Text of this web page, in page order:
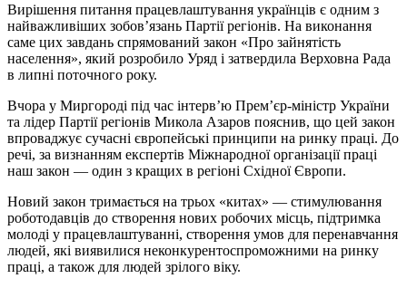
Вирішення питання працевлаштування українців є одним з
найважливіших зобов’язань Партії регіонів. На виконання
саме цих завдань спрямований закон «Про зайнятість
населення», який розробило Уряд і затвердила Верховна Рада
в липні поточного року.
Вчора у Миргороді під час інтерв’ю Прем’єр-міністр України
та лідер Партії регіонів Микола Азаров пояснив, що цей закон
впроваджує сучасні європейські принципи на ринку праці. До
речі, за визнанням експертів Міжнародної організації праці
наш закон — один з кращих в регіоні Східної Європи.
Новий закон тримається на трьох «китах» — стимулювання
роботодавців до створення нових робочих місць, підтримка
молоді у працевлаштуванні, створення умов для перенавчання
людей, які виявилися неконкурентоспроможними на ринку
праці, а також для людей зрілого віку.